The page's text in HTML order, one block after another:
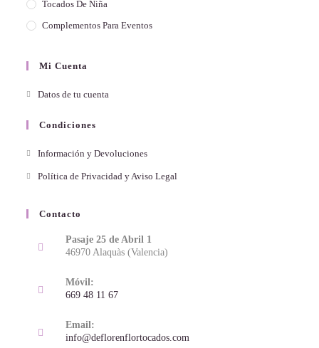
Tocados De Niña
Complementos Para Eventos
Mi Cuenta
Datos de tu cuenta
Condiciones
Información y Devoluciones
Política de Privacidad y Aviso Legal
Contacto
Pasaje 25 de Abril 1
46970 Alaquàs (Valencia)
Móvil:
669 48 11 67
Email:
info@deflorenflortocados.com